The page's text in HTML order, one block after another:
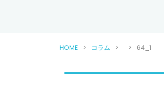
HOME コラム 64_1